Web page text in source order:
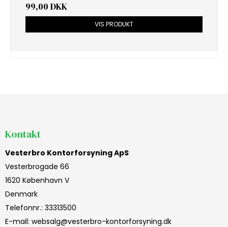
99,00 DKK
VIS PRODUKT
Kontakt
Vesterbro Kontorforsyning ApS
Vesterbrogade 66
1620 København V
Denmark
Telefonnr.: 33313500
E-mail: websalg@vesterbro-kontorforsyning.dk